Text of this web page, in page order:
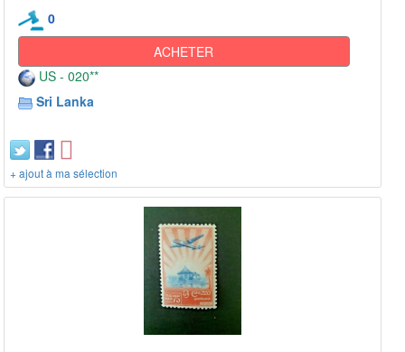
0
ACHETER
US - 020**
Sri Lanka
+ ajout à ma sélection